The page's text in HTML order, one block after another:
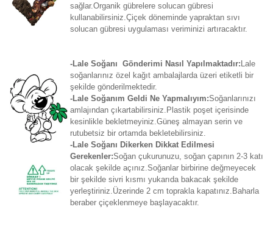
sağlar.Organik gübrelere solucan gübresi
kullanabilirsiniz.Çiçek döneminde yapraktan sıvı
solucan gübresi uygulaması veriminizi artıracaktır.
-Lale Soğanı Gönderimi Nasıl Yapılmaktadır: Lale
soğanlarınız özel kağıt ambalajlarda üzeri etiketli bir
şekilde gönderilmektedir.
-Lale Soğanım Geldi Ne Yapmalıyım:Soğanlarınızı
amlajından çıkartabilirsiniz.Plastik poşet içerisinde
kesinlikle bekletmeyiniz.Güneş almayan serin ve
rutubetsiz bir ortamda bekletebilirsiniz.
-Lale Soğanı Dikerken Dikkat Edilmesi
Gerekenler:Soğan çukurunuzu, soğan çapının 2-3 katı
olacak şekilde açınız.Soğanlar birbirine değmeyecek
bir şekilde sivri kısmı yukarıda bakacak şekilde
yerleştiriniz.Üzerinde 2 cm toprakla kapatınız.Baharla
beraber çiçeklenmeye başlayacaktır.